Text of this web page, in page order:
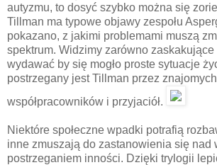
autyzmu, to dosyć szybko można się
Tillman ma typowe objawy zespołu
pokazano, z jakimi problemami muszą
spektrum. Widzimy zarówno
wydawać by się mogło proste sytuacje
postrzegany jest Tillman przez
współpracowników i przyjaciół.
Niektóre społeczne wpadki potrafią
inne zmuszają do zastanowienia się nad
postrzeganiem inności. Dzięki trylogii